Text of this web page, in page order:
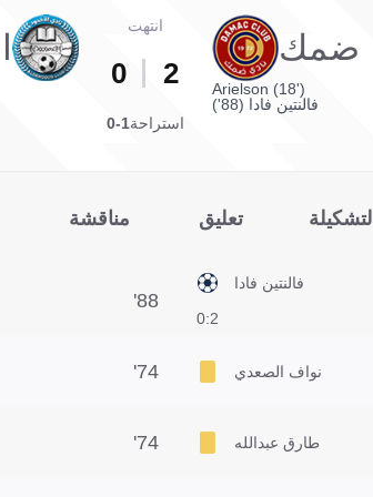
ضمك
Arielson (18')
فالنتين فادا (88')
انتهت
2
0
استراحة1-0
التشكيلة تعليق مناقشة
2:0
فالنتين فادا
88'
نواف الصعدي 74'
طارق عبدالله 74'